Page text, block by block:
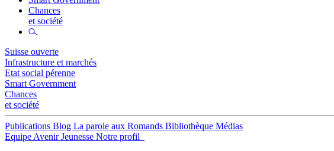
Chances
et société
Suisse ouverte
Infrastructure et marchés
Etat social pérenne
Smart Government
Chances
et société
Publications Blog La parole aux Romands Bibliothèque Médias
Equipe Avenir Jeunesse Notre profil